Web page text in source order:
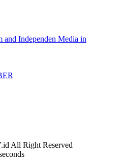
and Independen Media in
All Right Reserved